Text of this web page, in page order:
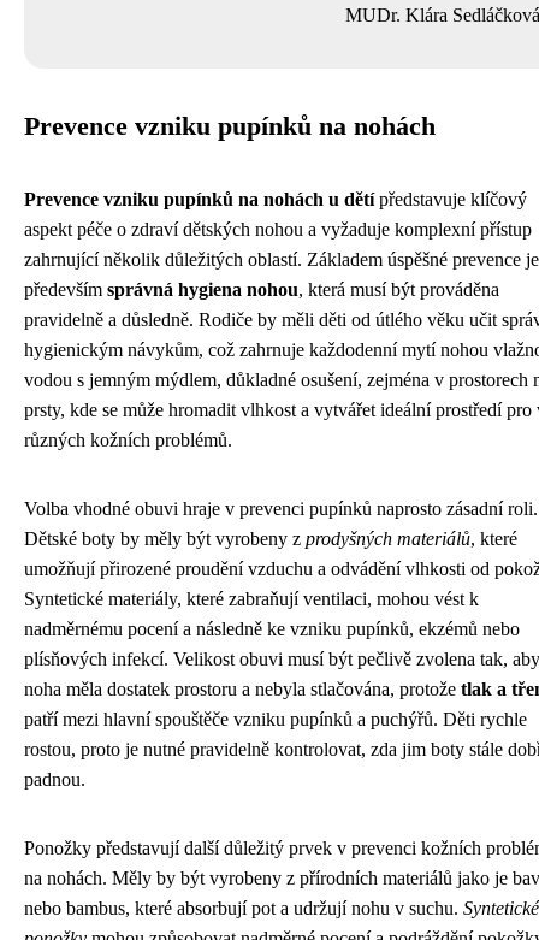
MUDr. Klára Sedláčková
Prevence vzniku pupínků na nohách
Prevence vzniku pupínků na nohách u dětípředstavuje klíčový
aspekt péče o zdraví dětských nohou a vyžaduje komplexní přístup
zahrnující několik důležitých oblastí. Základem úspěšné prevence je
především správná hygiena nohou, která musí být prováděna
pravidelně a důsledně. Rodiče by měli děti od útlého věku učit
hygienickým návykům, což zahrnuje každodenní mytí nohou
vodou s jemným mýdlem, důkladné osušení, zejména v prostorech
prsty, kde se může hromadit vlhkost a vytvářet ideální prostředí pro
různých kožních problémů.
Volba vhodné obuvi hraje v prevenci pupínků naprosto zásadní roli.
Dětské boty by měly být vyrobeny z prodyšných materiálů, které
umožňují přirozené proudění vzduchu a odvádění vlhkosti od
Syntetické materiály, které zabraňují ventilaci, mohou vést k
nadměrnému pocení a následně ke vzniku pupínků, ekzémů nebo
plísňových infekcí. Velikost obuvi musí být pečlivě zvolena tak, aby
noha měla dostatek prostoru a nebyla stlačována, protože tlak a
patří mezi hlavní spouštěče vzniku pupínků a puchýřů. Děti rychle
rostou, proto je nutné pravidelně kontrolovat, zda jim boty stále
padnou.
Ponožky představují další důležitý prvek v prevenci kožních
na nohách. Měly by být vyrobeny z přírodních materiálů jako je
nebo bambus, které absorbují pot a udržují nohu v suchu. Syntetické